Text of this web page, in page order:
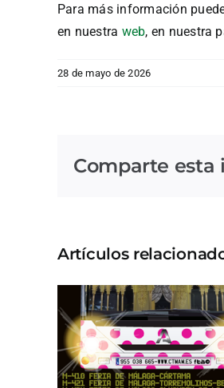
Para más información
en nuestra web, en nuestra
28 de mayo de 2026
Comparte esta
Artículos